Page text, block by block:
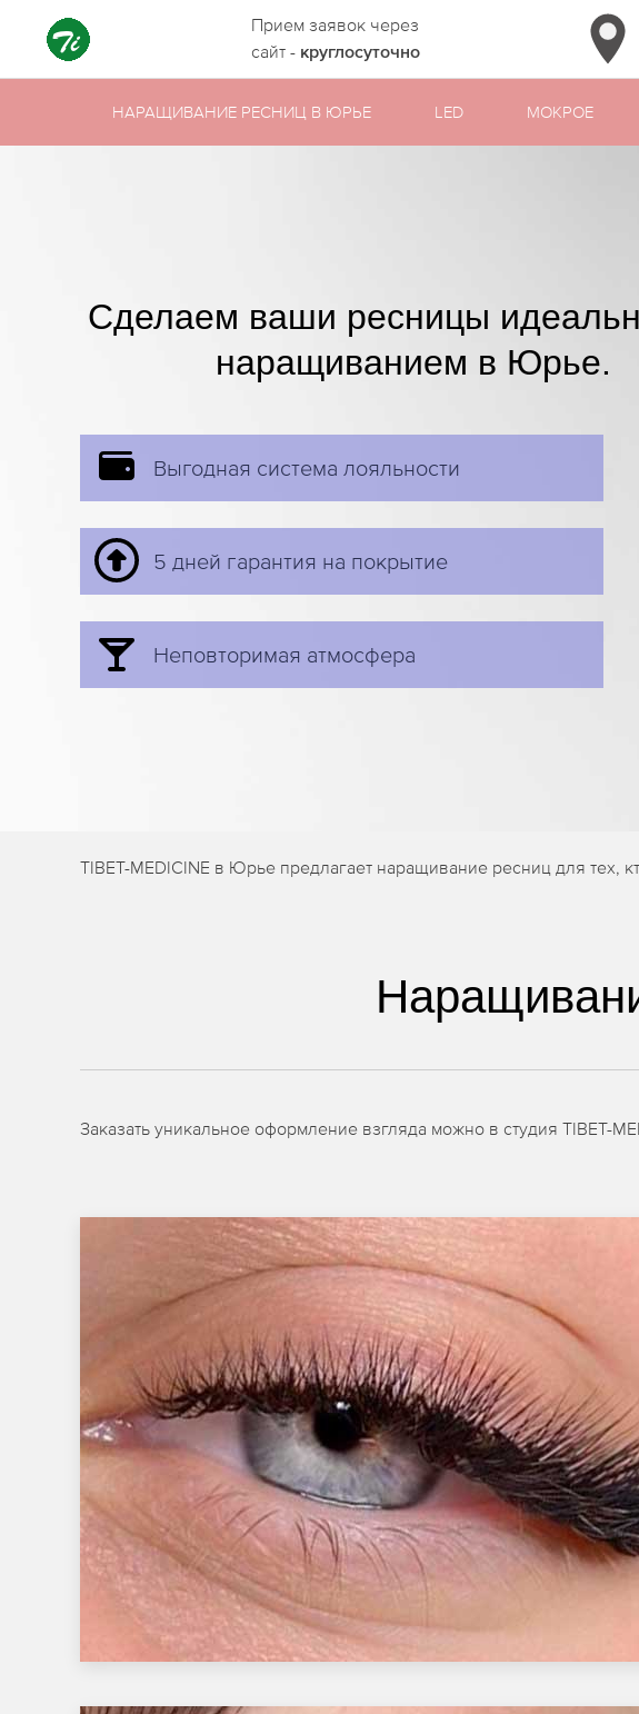
Прием заявок через
сайт - круглосуточно
НАРАЩИВАНИЕ РЕСНИЦ В ЮРЬЕ LED МОКРОЕ
Сделаем ваши ресницы
наращиванием в Юрье.
Выгодная система лояльности
5 дней гарантия на покрытие
Неповторимая атмосфера
TIBET-MEDICINE в Юрье предлагает наращивание ресниц для тех,
Заказать уникальное оформление взгляда можно в студия